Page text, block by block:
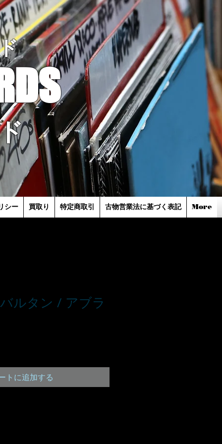
シー 買取り 特定商取引 古物営業法に基づく表記 More
ルタン / アブラ
トに追加する